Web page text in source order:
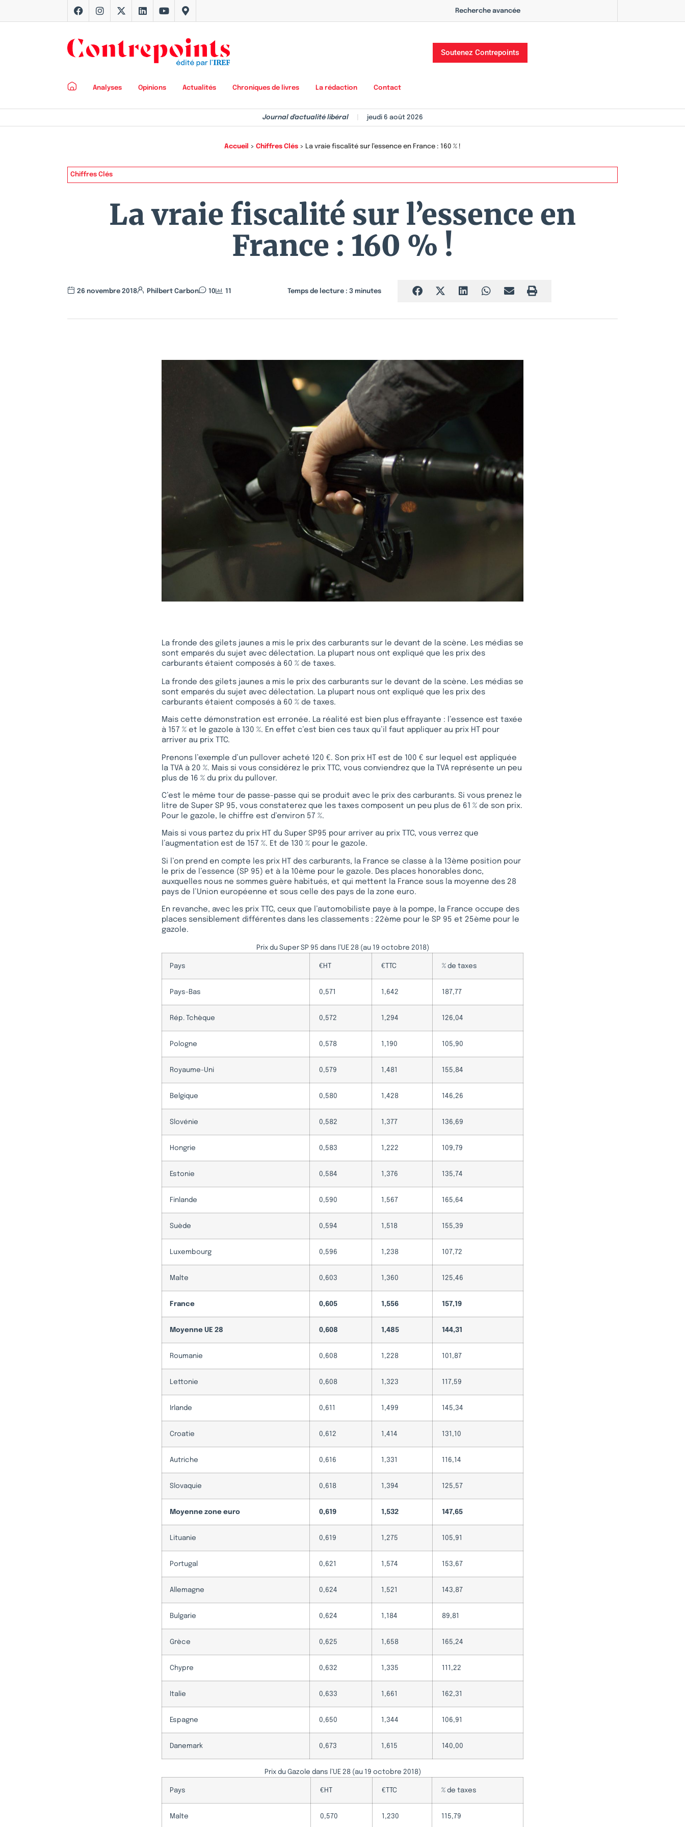
Recherche avancée
Soutenez Contrepoints
Analyses Opinions Actualités Chroniques de livres La rédaction Contact
Journal d'actualité libéral jeudi 6 août 2026
Accueil > Chiffres Clés > La vraie fiscalité sur l’essence en France : 160 % !
Chiffres Clés
La vraie fiscalité sur l’essence en
France : 160 % !
26 novembre 2018 Philbert Carbon 10 11 Temps de lecture : 3 minutes
La fronde des gilets jaunes a mis le prix des carburants sur le devant de la scène. Les médias se
sont emparés du sujet avec délectation. La plupart nous ont expliqué que les prix des
carburants étaient composés à 60 % de taxes.
La fronde des gilets jaunes a mis le prix des carburants sur le devant de la scène. Les médias se
sont emparés du sujet avec délectation. La plupart nous ont expliqué que les prix des
carburants étaient composés à 60 % de taxes.
Mais cette démonstration est erronée. La réalité est bien plus effrayante : l’essence est taxée
à 157 % et le gazole à 130 %. En effet c’est bien ces taux qu’il faut appliquer au prix HT pour
arriver au prix TTC.
Prenons l’exemple d’un pullover acheté 120 €. Son prix HT est de 100 € sur lequel est appliquée
la TVA à 20 %. Mais si vous considérez le prix TTC, vous conviendrez que la TVA représente un peu
plus de 16 % du prix du pullover.
C’est le même tour de passe-passe qui se produit avec le prix des carburants. Si vous prenez le
litre de Super SP 95, vous constaterez que les taxes composent un peu plus de 61 % de son prix.
Pour le gazole, le chiffre est d’environ 57 %.
Mais si vous partez du prix HT du Super SP95 pour arriver au prix TTC, vous verrez que
l’augmentation est de 157 %. Et de 130 % pour le gazole.
Si l’on prend en compte les prix HT des carburants, la France se classe à la 13ème position pour
le prix de l’essence (SP 95) et à la 10ème pour le gazole. Des places honorables donc,
auxquelles nous ne sommes guère habitués, et qui mettent la France sous la moyenne des 28
pays de l’Union européenne et sous celle des pays de la zone euro.
En revanche, avec les prix TTC, ceux que l’automobiliste paye à la pompe, la France occupe des
places sensiblement différentes dans les classements : 22ème pour le SP 95 et 25ème pour le
gazole.
Prix du Super SP 95 dans l’UE 28 (au 19 octobre 2018)
Pays €HT €TTC % de taxes
Pays-Bas 0,571 1,642 187,77
Rép. Tchèque 0,572 1,294 126,04
Pologne 0,578 1,190 105,90
Royaume-Uni 0,579 1,481 155,84
Belgique 0,580 1,428 146,26
Slovénie 0,582 1,377 136,69
Hongrie 0,583 1,222 109,79
Estonie 0,584 1,376 135,74
Finlande 0,590 1,567 165,64
Suède 0,594 1,518 155,39
Luxembourg 0,596 1,238 107,72
Malte 0,603 1,360 125,46
France 0,605 1,556 157,19
Moyenne UE 28 0,608 1,485 144,31
Roumanie 0,608 1,228 101,87
Lettonie 0,608 1,323 117,59
Irlande 0,611 1,499 145,34
Croatie 0,612 1,414 131,10
Autriche 0,616 1,331 116,14
Slovaquie 0,618 1,394 125,57
Moyenne zone euro 0,619 1,532 147,65
Lituanie 0,619 1,275 105,91
Portugal 0,621 1,574 153,67
Allemagne 0,624 1,521 143,87
Bulgarie 0,624 1,184 89,81
Grèce 0,625 1,658 165,24
Chypre 0,632 1,335 111,22
Italie 0,633 1,661 162,31
Espagne 0,650 1,344 106,91
Danemark 0,673 1,615 140,00
Prix du Gazole dans l’UE 28 (au 19 octobre 2018)
Pays €HT €TTC % de taxes
Malte 0,570 1,230 115,79